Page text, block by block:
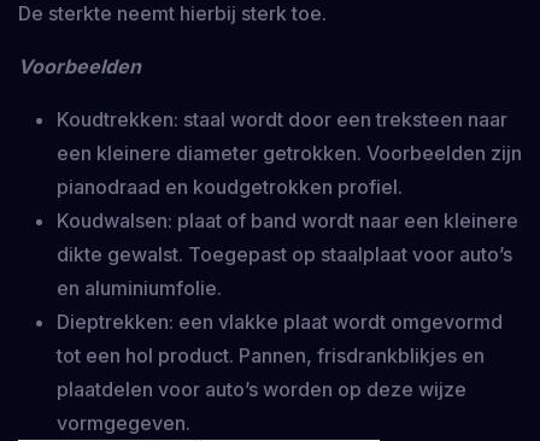
De sterkte neemt hierbij sterk toe.
Voorbeelden
Koudtrekken: staal wordt door een treksteen naar
een kleinere diameter getrokken. Voorbeelden zijn
pianodraad en koudgetrokken profiel.
Koudwalsen: plaat of band wordt naar een kleinere
dikte gewalst. Toegepast op staalplaat voor auto’s
en aluminiumfolie.
Dieptrekken: een vlakke plaat wordt omgevormd
tot een hol product. Pannen, frisdrankblikjes en
plaatdelen voor auto’s worden op deze wijze
vormgegeven.